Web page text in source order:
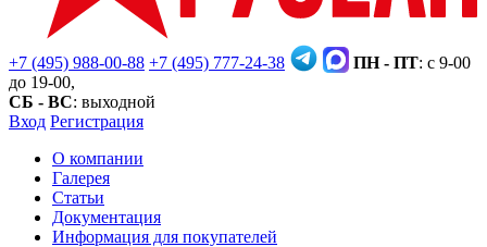
+7 (495) 988-00-88 +7 (495) 777-24-38 ПН - ПТ: с 9-00
до 19-00,
СБ - ВС: выходной
Вход Регистрация
О компании
Галерея
Статьи
Документация
Информация для покупателей